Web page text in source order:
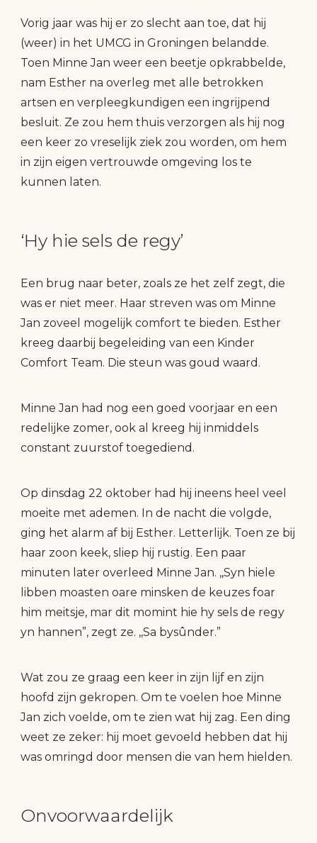
Vorig jaar was hij er zo slecht aan toe, dat hij
(weer) in het UMCG in Groningen belandde.
Toen Minne Jan weer een beetje opkrabbelde,
nam Esther na overleg met alle betrokken
artsen en verpleegkundigen een ingrijpend
besluit. Ze zou hem thuis verzorgen als hij nog
een keer zo vreselijk ziek zou worden, om hem
in zijn eigen vertrouwde omgeving los te
kunnen laten.
‘Hy hie sels de regy’
Een brug naar beter, zoals ze het zelf zegt, die
was er niet meer. Haar streven was om Minne
Jan zoveel mogelijk comfort te bieden. Esther
kreeg daarbij begeleiding van een Kinder
Comfort Team. Die steun was goud waard.
Minne Jan had nog een goed voorjaar en een
redelijke zomer, ook al kreeg hij inmiddels
constant zuurstof toegediend.
Op dinsdag 22 oktober had hij ineens heel veel
moeite met ademen. In de nacht die volgde,
ging het alarm af bij Esther. Letterlijk. Toen ze bij
haar zoon keek, sliep hij rustig. Een paar
minuten later overleed Minne Jan. ,,Syn hiele
libben moasten oare minsken de keuzes foar
him meitsje, mar dit momint hie hy sels de regy
yn hannen”, zegt ze. ,,Sa bysûnder.”
Wat zou ze graag een keer in zijn lijf en zijn
hoofd zijn gekropen. Om te voelen hoe Minne
Jan zich voelde, om te zien wat hij zag. Een ding
weet ze zeker: hij moet gevoeld hebben dat hij
was omringd door mensen die van hem hielden.
Onvoorwaardelijk